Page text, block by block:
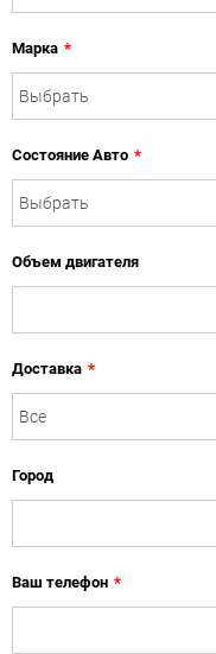
Марка *
Состояние Авто *
Объем двигателя
Доставка *
Город
Ваш телефон *